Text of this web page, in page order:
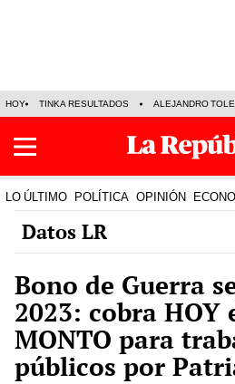
HOY TINKA RESULTADOS ALEJANDRO
LO ÚLTIMO POLÍTICA OPINIÓN
Datos LR
Bono de Guerra
2023: cobra HOY
MONTO para
públicos por